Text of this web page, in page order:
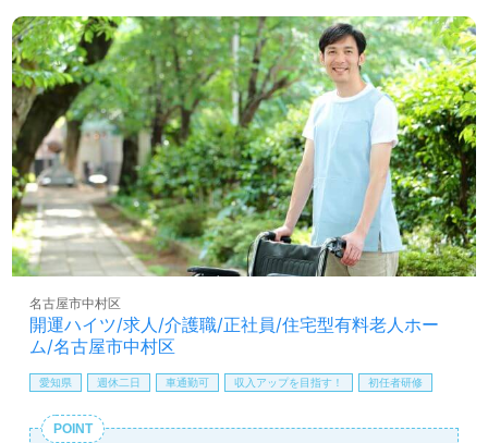
せんか◎
看護助手や介護職経験のある方はもちろん、これから介護
職を目指される方も幅広く募集します。先輩職員様からの
あたたかなサポート、自分の意見や気持ちが伝えやすい環
境面が魅力の事業所様です。それぞれの成長に沿ったOJT/
教育研修プログラム、資格支援制度もうれしいポイント！
『ご利用者様のお役に立ちたい、喜んでもらいたい』『資
格取得を目指している、知識/経験を深めたい』『転職でキ
ャリアチェンジ、キャリアアップを実現したい』『働きが
いを感じながら仕事をしたい』『施設形態や環境を変えて
仕事をしたい』等の方も大歓迎です。求人詳細等、担当コ
ンサルタントよりご案内します。お問い合わせも遠慮なく
医療/福祉業界の正社員/パート求人探しは【ウィルオブ介
護】＊求人情報収集、将来的に検討の方も遠慮なく＊
LINE、メール、お電話などご希望に応じてお問い合わせ/ご
料サービスをご利用いただけます。＜非公開求人も取扱い
開運ハイツ/求人/介護職/正社員/住宅型有料老人ホー
ム/名古屋市中村区
名古屋市中村区
愛知県 週休二日 車通勤可 収入アップを目指す！ 初任者研修
POINT